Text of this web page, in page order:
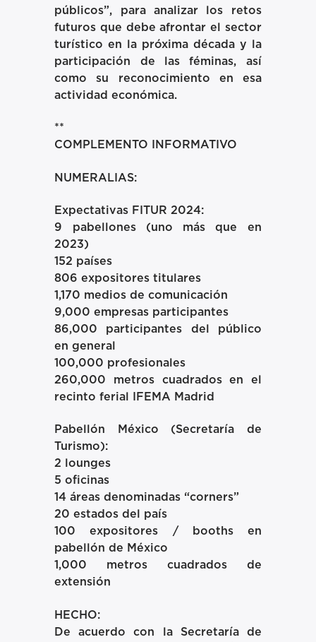
públicos”, para analizar los retos
futuros que debe afrontar el sector
turístico en la próxima década y la
participación de las féminas, así
como su reconocimiento en esa
actividad económica.
**
COMPLEMENTO INFORMATIVO
NUMERALIAS:
Expectativas FITUR 2024:
9 pabellones (uno más que en
2023)
152 países
806 expositores titulares
1,170 medios de comunicación
9,000 empresas participantes
86,000 participantes del público
en general
100,000 profesionales
260,000 metros cuadrados en el
recinto ferial IFEMA Madrid
Pabellón México (Secretaría de
Turismo):
2 lounges
5 oficinas
14 áreas denominadas “corners”
20 estados del país
100 expositores / booths en
pabellón de México
1,000 metros cuadrados de
extensión
HECHO:
De acuerdo con la Secretaría de